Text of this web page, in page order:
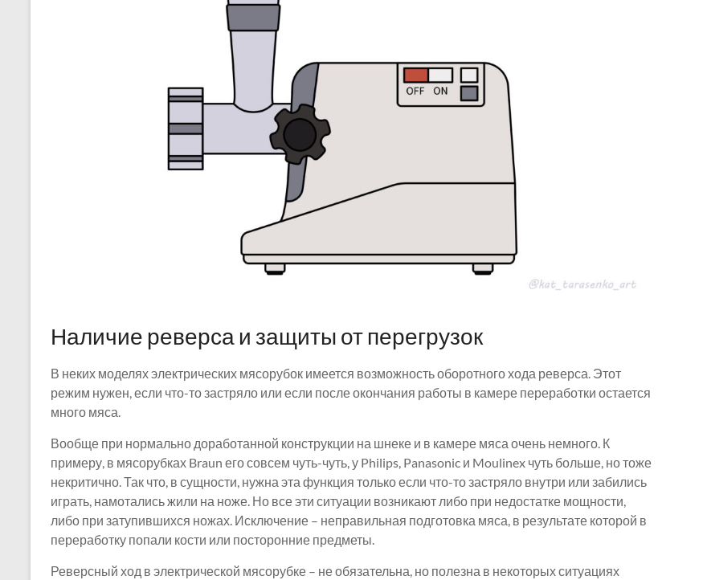
Наличие реверса и защиты от перегрузок
В неких моделях электрических мясорубок имеется возможность оборотного хода реверса. Этот
режим нужен, если что-то застряло или если после окончания работы в камере переработки остается
много мяса.
Вообще при нормально доработанной конструкции на шнеке и в камере мяса очень немного. К
примеру, в мясорубках Braun его совсем чуть-чуть, у Philips, Panasonic и Moulinex чуть больше, но тоже
некритично. Так что, в сущности, нужна эта функция только если что-то застряло внутри или забились
играть, намотались жили на ноже. Но все эти ситуации возникают либо при недостатке мощности,
либо при затупившихся ножах. Исключение – неправильная подготовка мяса, в результате которой в
переработку попали кости или посторонние предметы.
Реверсный ход в электрической мясорубке – не обязательна, но полезна в некоторых ситуациях